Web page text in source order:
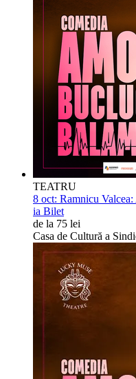
TEATRU
8 oct: Ramnicu
ia Bilet
de la 75 lei
Casa de Cultură a